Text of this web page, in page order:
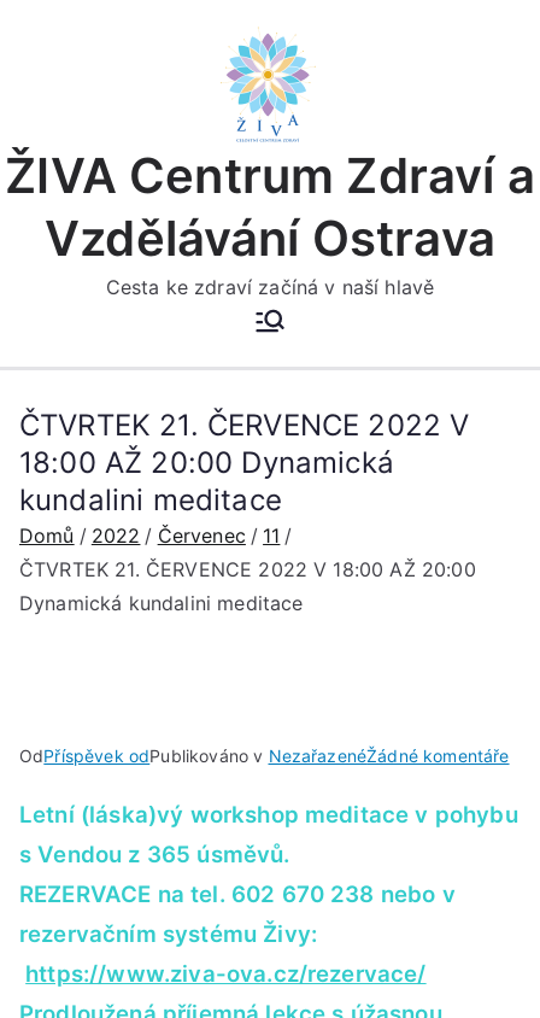
ŽIVA Centrum Zdraví a
Vzdělávání Ostrava
Cesta ke zdraví začíná v naší hlavě
ČTVRTEK 21. ČERVENCE 2022 V
18:00 AŽ 20:00 Dynamická
kundalini meditace
Domů 2022 Červenec
11
ČTVRTEK 21. ČERVENCE 2022 V 18:00 AŽ 20:00
Dynamická kundalini meditace
OdPříspěvek odPublikováno v NezařazenéŽádné komentářeu
21.
Letní (láska)vý workshop meditace v pohybu
s Vendou z 365 úsměvů.
REZERVACE na tel. 602 670 238 nebo v
rezervačním systému Živy:
https://www.ziva-ova.cz/rezervace/